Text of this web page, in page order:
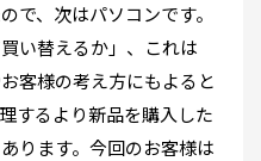
で、次はパソコンです。
い替えるか」、これは
客様の考え方にもよると
するより新品を購入した
ります。今回のお客様は